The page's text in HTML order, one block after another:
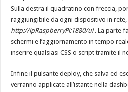
Sulla destra il quadratino con freccia,
raggiungibile da ogni dispositivo in rete,
http://ipRaspberryPi:1880/ui. La parte
schermi e l’aggiornamento in tempo
inserire qualsiasi CSS o script tramite il
Infine il pulsante deploy, che salva ed
verranno applicate all’istante nella